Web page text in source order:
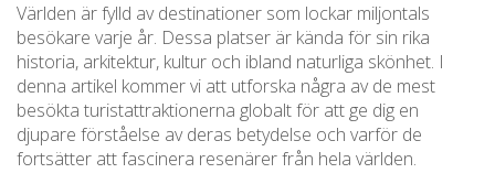
Världen är fylld av destinationer som lockar miljontals
besökare varje år. Dessa platser är kända för sin rika
historia, arkitektur, kultur och ibland naturliga skönhet. I
denna artikel kommer vi att utforska några av de mest
besökta turistattraktionerna globalt för att ge dig en
djupare förståelse av deras betydelse och varför de
fortsätter att fascinera resenärer från hela världen.